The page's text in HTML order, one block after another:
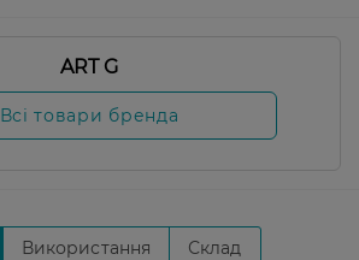
ART G
Всі товари бренда
Використання Склад